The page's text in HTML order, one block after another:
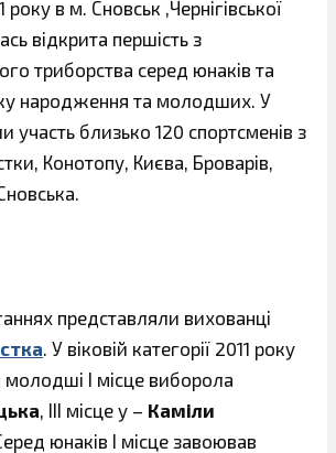
в м. Сновськ ,Чернігівської
відкрита першість з
триборства серед юнаків та
народження та молодших. У
участь близько 120 спортсменів з
Конотопу, Києва, Броварів,
представляли вихованці
. У віковій категорії 2011 року
І місце виборола
, ІІІ місце у – Каміли
юнаків І місце завоював